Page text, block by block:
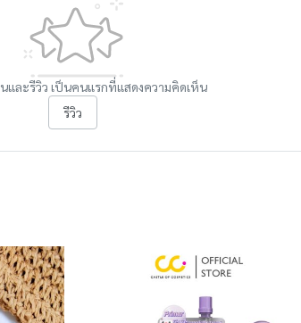
และรีวิว เป็นคนแรกที่แสดงความคิดเห็น
รีวิว